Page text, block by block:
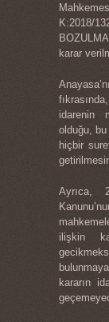
K:2018/
karar
idarenin
olduğu, bu
hiçbir
Ayrıca,
ilişkin
kararın